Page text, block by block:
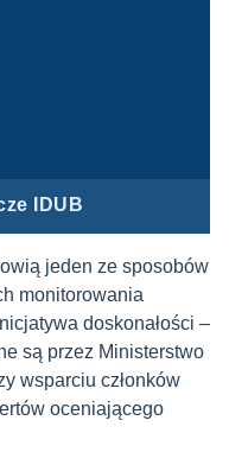
IDUB
jeden ze sposobów
monitorowania
doskonałości –
są przez Ministerstwo
wsparciu członków
oceniającego